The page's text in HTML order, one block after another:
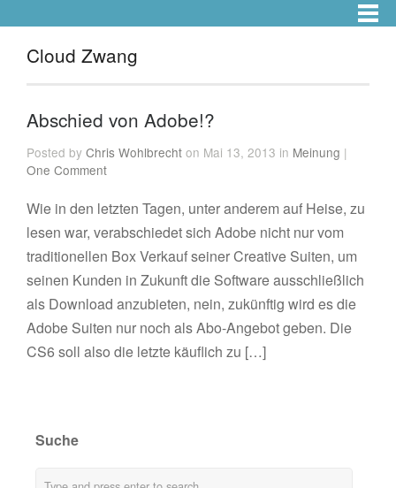
Cloud Zwang
Abschied von Adobe!?
Posted by Chris Wohlbrecht on Mai 13, 2013 in Meinung |
One Comment
Wie in den letzten Tagen, unter anderem auf Heise, zu
lesen war, verabschiedet sich Adobe nicht nur vom
traditionellen Box Verkauf seiner Creative Suiten, um
seinen Kunden in Zukunft die Software ausschließlich
als Download anzubieten, nein, zukünftig wird es die
Adobe Suiten nur noch als Abo-Angebot geben. Die
CS6 soll also die letzte käuflich zu […]
Suche